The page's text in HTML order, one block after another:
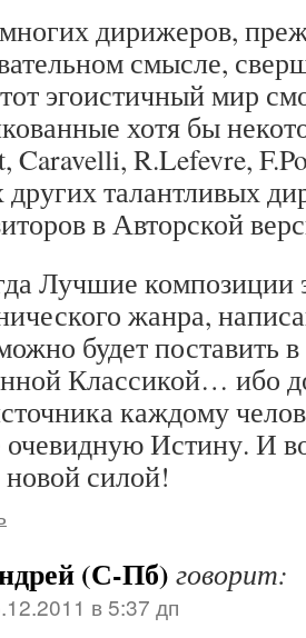
дирижеров,
смысле,
эгоистичный мир
хотя бы
Caravelli, R.Lefevre,
других талантливых
в Авторской
Лучшие композиции
жанра,
будет поставить
Классикой… ибо
каждому
очевидную Истину. И
новой силой!
(С-Пб) говорит:
в 5:37 дп